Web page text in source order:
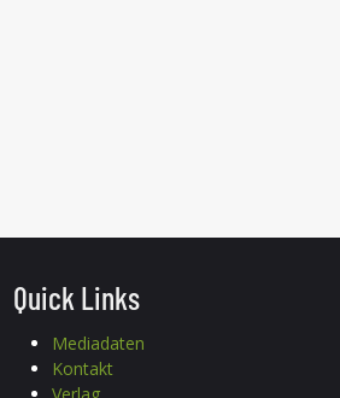
Quick Links
Mediadaten
Kontakt